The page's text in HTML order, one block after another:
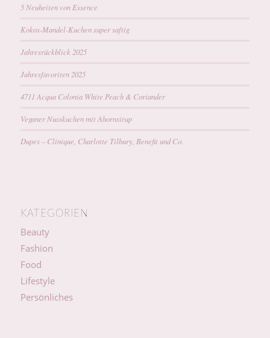
5 Neuheiten von Essence
Kokos-Mandel-Kuchen super saftig
Jahresrückblick 2025
Jahresfavoriten 2025
4711 Acqua Colonia White Peach & Coriander
Veganer Nusskuchen mit Ahornsirup
Dupes – Clinique, Charlotte Tilbury, Benefit und Co.
KATEGORIEN
Beauty
Fashion
Food
Lifestyle
Persönliches